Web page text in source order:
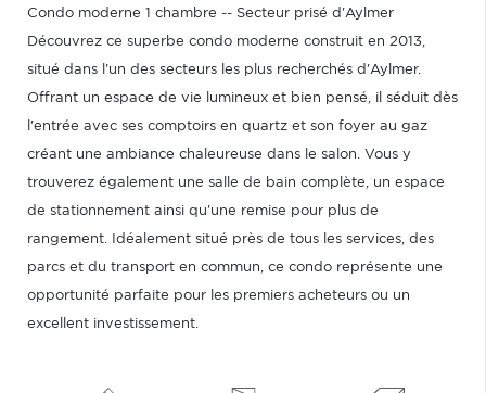
Condo moderne 1 chambre -- Secteur prisé d'Aylmer
Découvrez ce superbe condo moderne construit en 2013,
situé dans l'un des secteurs les plus recherchés d'Aylmer.
Offrant un espace de vie lumineux et bien pensé, il séduit dès
l'entrée avec ses comptoirs en quartz et son foyer au gaz
créant une ambiance chaleureuse dans le salon. Vous y
trouverez également une salle de bain complète, un espace
de stationnement ainsi qu'une remise pour plus de
rangement. Idéalement situé près de tous les services, des
parcs et du transport en commun, ce condo représente une
opportunité parfaite pour les premiers acheteurs ou un
excellent investissement.